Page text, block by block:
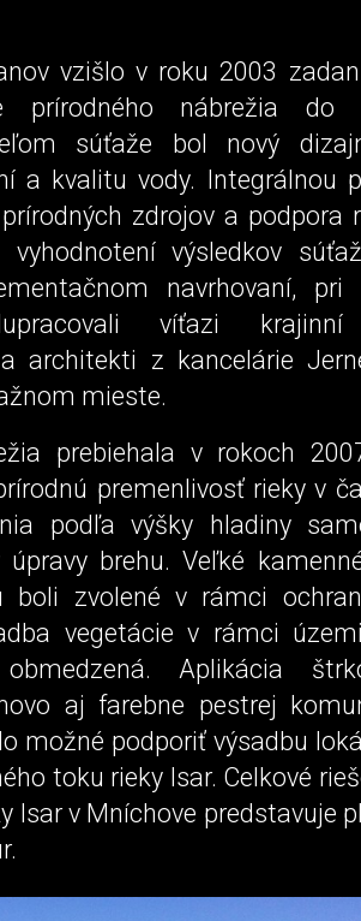
vzišlo v roku 2003
prírodného nábrežia do
súťaže bol nový
a kvalitu vody. Integrálnou
zdrojov a podpora
výsledkov
navrhovaní,
víťazi krajinní
architekti z kancelárie
mieste.
prebiehala v rokoch
premenlivosť rieky v
podľa výšky hladiny
brehu. Veľké
boli zvolené v rámci
vegetácie v rámci
Aplikácia
aj farebne pestrej
možné podporiť výsadbu
toku rieky Isar. Celkové
Isar v Mníchove predstavuje